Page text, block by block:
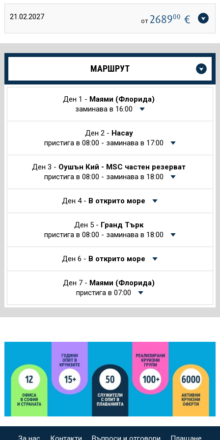
21.02.2027 от 268900 €
Още
за
МАРШРУТ
Ден 1 - Маями (Флорида)
заминава в 16:00
Ден 2 - Насау
пристига в 08:00 - заминава в 17:00
Ден 3 - Оушън Кий - MSC частен резерват
пристига в 08:00 - заминава в 18:00
Ден 4 - В открито море
Ден 5 - Гранд Търк
пристига в 08:00 - заминава в 18:00
Ден 6 - В открито море
Ден 7 - Маями (Флорида)
пристига в 07:00